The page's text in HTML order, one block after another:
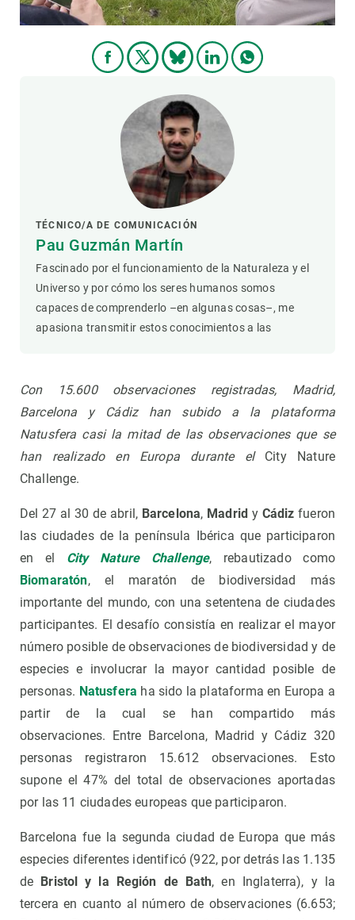
TÉCNICO/A DE COMUNICACIÓN
Pau Guzmán Martín
Fascinado por el funcionamiento de la Naturaleza y el
Universo y por cómo los seres humanos somos
capaces de comprenderlo –en algunas cosas–, me
apasiona transmitir estos conocimientos a las
Con 15.600 observaciones registradas, Madrid,
Barcelona y Cádiz han subido a la plataforma
Natusfera casi la mitad de las observaciones que se
han realizado en Europa durante elCity Nature
Challenge.
Del 27 al 30 de abril, Barcelona, Madrid y Cádiz fueron
las ciudades de la península Ibérica que participaron
en el City Nature Challenge, rebautizado como
Biomaratón, el maratón de biodiversidad más
importante del mundo, con una setentena de ciudades
participantes. El desafío consistía en realizar el mayor
número posible de observaciones de biodiversidad y de
especies e involucrar la mayor cantidad posible de
personas. Natusfera ha sido la plataforma en Europa a
partir de la cual se han compartido más
observaciones. Entre Barcelona, Madrid y Cádiz 320
personas registraron 15.612 observaciones. Esto
supone el 47% del total de observaciones aportadas
por las 11 ciudades europeas que participaron.
Barcelona fue la segunda ciudad de Europa que más
especies diferentes identificó (922, por detrás las 1.135
de
Bristol y la Región de Bath, en Inglaterra), y la
tercera en cuanto al número de observaciones (6.653;